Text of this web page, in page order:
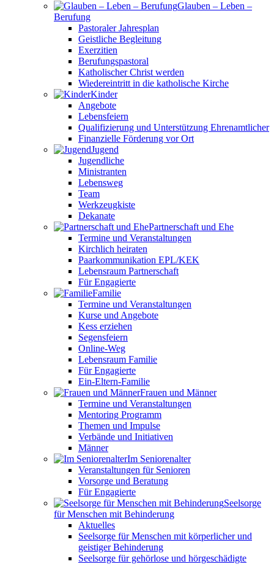
Glauben – Leben –
Berufung
Pastoraler Jahresplan
Geistliche Begleitung
Exerzitien
Berufungspastoral
Katholischer Christ werden
Wiedereintritt in die katholische Kirche
Kinder
Angebote
Lebensfeiern
Qualifizierung und Unterstützung Ehrenamtlicher
Finanzielle Förderung vor Ort
Jugend
Jugendliche
Ministranten
Lebensweg
Team
Werkzeugkiste
Dekanate
Partnerschaft und Ehe
Termine und Veranstaltungen
Kirchlich heiraten
Paarkommunikation EPL/KEK
Lebensraum Partnerschaft
Für Engagierte
Familie
Termine und Veranstaltungen
Kurse und Angebote
Kess erziehen
Segensfeiern
Online-Weg
Lebensraum Familie
Für Engagierte
Ein-Eltern-Familie
Frauen und Männer
Termine und Veranstaltungen
Mentoring Programm
Themen und Impulse
Verbände und Initiativen
Männer
Im Seniorenalter
Veranstaltungen für Senioren
Vorsorge und Beratung
Für Engagierte
Seelsorge
für Menschen mit Behinderung
Aktuelles
Seelsorge für Menschen mit körperlicher und
geistiger Behinderung
Seelsorge für gehörlose und hörgeschädigte